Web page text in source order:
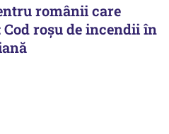
românii care
roșu de incendii în